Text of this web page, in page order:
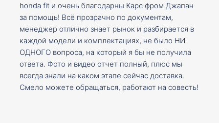
honda fit и очень благодарны Карс фром Джапан
за помощь! Всё прозрачно по документам,
менеджер отлично знает рынок и разбирается в
каждой модели и комплектациях, не было НИ
ОДНОГО вопроса, на который я бы не получила
ответа. Фото и видео отчет полный, плюс мы
всегда знали на каком этапе сейчас доставка.
Смело можете обращаться, работают на совесть!